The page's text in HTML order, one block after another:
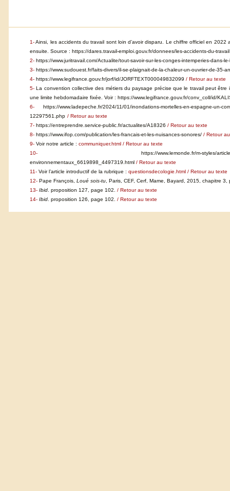
1-Ainsi, les accidents du travail sont loin d’avoir disparu. Le chiffre officiel en
ensuite. Source : https://dares.travail-emploi.gouv.fr/donnees/les-accidents-du-travail
2- https://www.juritravail.com/Actualite/tout-savoir-sur-les-conges-intemperies-dans-
3- https://www.sudouest.fr/faits-divers/il-se-plaignait-de-la-chaleur-un-ouvrier-de-
4- https://www.legifrance.gouv.fr/jorf/id/JORFTEXT000049832099 / Retour au texte
5-La convention collective des métiers du paysage précise que le travail peut
une limite hebdomadaire fixée. Voir : https://www.legifrance.gouv.fr/conv_coll/id/
6- https://www.ladepeche.fr/2024/11/01/inondations-mortelles-en-espagne-un-
12297561.php / Retour au texte
7- https://entreprendre.service-public.fr/actualites/A18326 / Retour au texte
8- https://www.ifop.com/publication/les-francais-et-les-nuisances-sonores/ / Retour
9- Voir notre article : communiquer.html / Retour au texte
10- https://www.lemonde.fr/m-styles/
environnementaux_6619898_4497319.html / Retour au texte
11- Voir l’article introductif de la rubrique : questionsdecologie.html / Retour au texte
12- Pape François, Loué sois-tu , Paris, CEF, Cerf, Mame, Bayard, 2015, chapitre
13- Ibid . proposition 127, page 102.
/ Retour au texte
14- Ibid . proposition 126, page 102. / Retour au texte